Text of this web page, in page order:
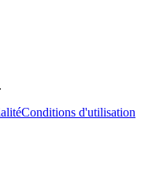
Conditions d'utilisation